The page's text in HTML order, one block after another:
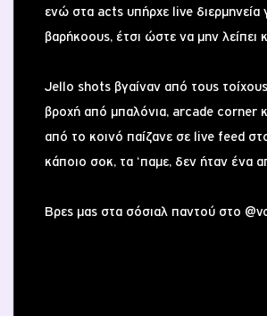
ενώ στα acts υπήρχε live διερμηνεία
βαρήκοους, έτσι ώστε να μην λείπει
Jello shots βγαίναν από τους
βροχή από μπαλόνια, arcade corner
από το κοινό παίζανε σε live feed
κάποιο σοκ, τα ‘παμε, δεν ήταν ένα
Βρες μας στα σόσιαλ παντού στο